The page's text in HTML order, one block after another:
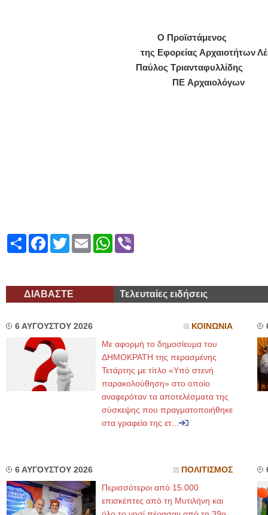
Ο Προϊστάμενος
της Εφορείας Αρχαιοτήτων
Παύλος Τριανταφυλλίδης
ΠΕ Αρχαιολόγων
ShareFacebook
TwitterEmailWhatsApp
ΔΙΑΒΑΣΤΕ Τελευταίες ειδήσεις
6 ΑΥΓΟΥΣΤΟΥ 2026 ΚΟΙΝΩΝΙΑ
Με αφορμή το δημοσίευμα του
ΔΗΜΟΚΡΑΤΗ της περασμένης
Τετάρτης με τίτλο «Υπό στενή
παρακολούθηση» στο οποίο
αναφερόταν τα αποτελέσματα της
σύσκεψης που πραγματοποιήθηκε
στα γραφεία της ετ...
6 ΑΥΓΟΥΣΤΟΥ 2026 ΠΟΛΙΤΙΣΜΟΣ
Περισσότεροι από 15.000
επισκέπτες από τη Μυτιλήνη και